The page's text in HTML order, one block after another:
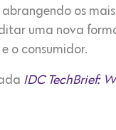
os
uma nova
o consumidor.
IDC TechBrief: